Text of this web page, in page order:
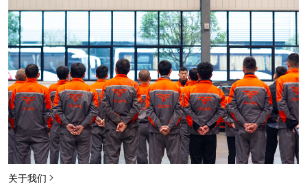
关于我们